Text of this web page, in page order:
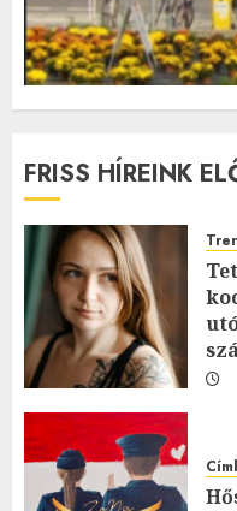
FRISS HÍREINK